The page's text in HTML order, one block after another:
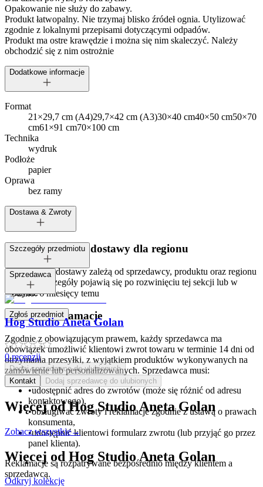
Opakowanie nie służy do zabawy.
Produkt łatwopalny. Nie trzymaj blisko źródeł ognia. Utylizować
zgodnie z lokalnymi przepisami dotyczącymi odpadów.
Produkt ma ostre krawędzie i można się nim skaleczyć. Należy
obchodzić się z nim ostrożnie
Dodatkowe informacje
Format
21×29,7 cm (A4)29,7×42 cm (A3)30×40 cm40×50 cm50×70
cm61×91 cm70×100 cm
Technika
wydruk
Podłoże
papier
Oprawa
bez ramy
Dostawa & Zwroty
Dostępne metody dostawy dla regionu
Opcje i koszt dostawy zależą od sprzedawcy, produktu oraz regionu
dostawy. Szczegóły pojawią się po rozwinięciu tej sekcji lub w
koszyku.
Zwroty i reklamacje
Zgodnie z obowiązującym prawem, każdy sprzedawca ma
obowiązek umożliwić klientowi zwrot towaru w terminie 14 dni od
otrzymania przesyłki, z wyjątkiem produktów wykonywanych na
zamówienie lub personalizowanych. Sprzedawca musi:
•udostępnić adres do zwrotów (może się różnić od adresu
kontaktowego),
•obsługiwać zwroty i reklamacje zgodnie z ustawą o prawach
konsumenta,
•udostępnić klientowi formularz zwrotu (lub przyjąć go przez
panel klienta).
Reklamacje są rozpatrywane bezpośrednio między klientem a
sprzedawcą.
Szczegóły przedmiotu
Tagi:
Dodano:6 miesięcy temu
Zgłoś przedmiot
Sprzedawca
Hog Studio Aneta Golan
0recenzji
Dodaj sprzedawcę do ulubionych
Kontakt
Dodaj sprzedawcę do ulubionych
Więcej odHog Studio Aneta Golan
Zobacz wszystkie→
Więcej od Hog Studio Aneta Golan
Odkryj kolekcję